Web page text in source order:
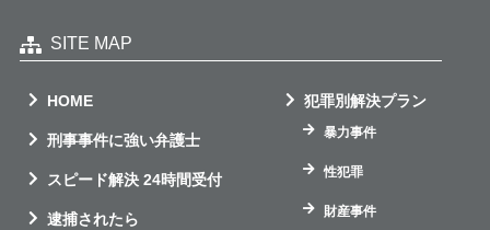
SITE MAP
HOME
刑事事件に強い弁護士
スピード解決 24時間受付
逮捕されたら
犯罪別解決プラン
暴力事件
性犯罪
財産事件